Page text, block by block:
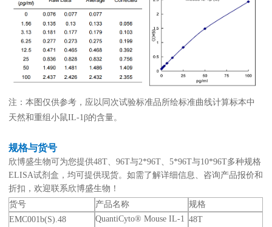
注：本图仅供参考，应以同次试验标准品所绘标准曲线计算标本中
天然和重组小鼠IL-1β的含量。
规格与货号
欣博盛生物可为您提供48T、96T与2*96T、5*96T与10*96T多种规格
ELISA试剂盒，均可提供现货。如需了解详细信息、咨询产品报价和
折扣，欢迎联系欣博盛生物！
货号
产品名称
规格
EMC001b(S).48
QuantiCyto® Mouse IL-1 48T